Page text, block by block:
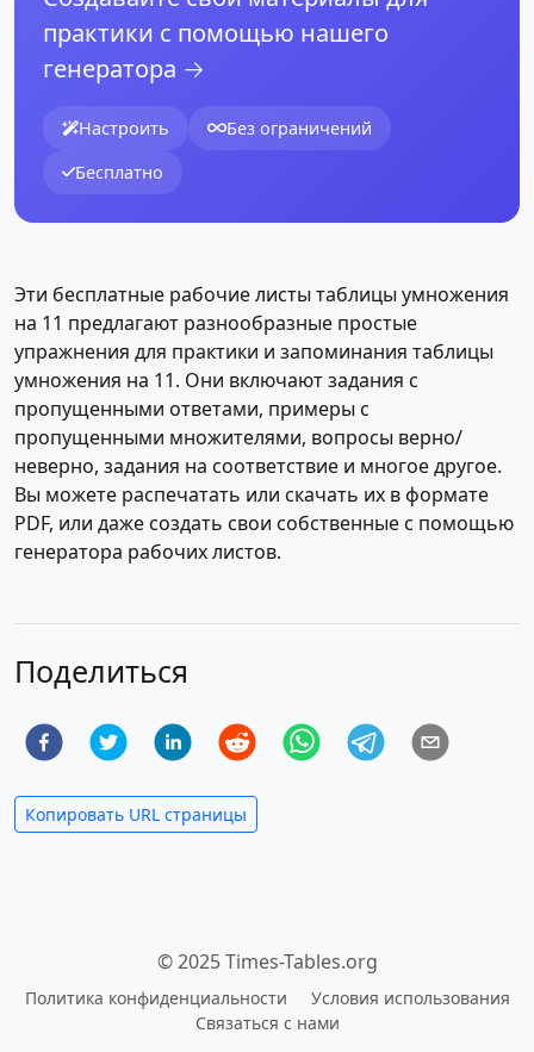
практики с помощью нашего
генератора →
Настроить
Без ограничений
Бесплатно
Эти бесплатные рабочие листы таблицы умножения
на 11 предлагают разнообразные простые
упражнения для практики и запоминания таблицы
умножения на 11. Они включают задания с
пропущенными ответами, примеры с
пропущенными множителями, вопросы верно/
неверно, задания на соответствие и многое другое.
Вы можете распечатать или скачать их в формате
PDF, или даже создать свои собственные с помощью
генератора рабочих листов.
Поделиться
Копировать URL страницы
© 2025 Times-Tables.org
Политика конфиденциальности
Условия использования
Связаться с нами